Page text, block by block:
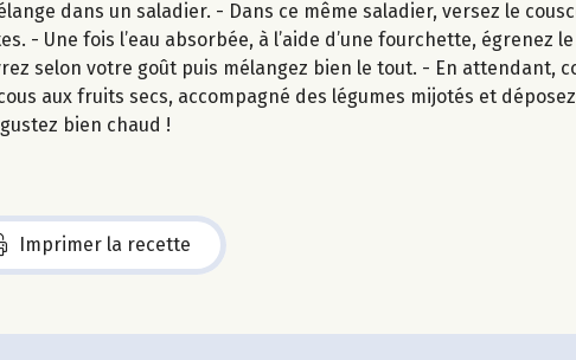
dans un saladier. - Dans ce même saladier, versez le
- Une fois l’eau absorbée, à l’aide d’une fourchette, égrenez
selon votre goût puis mélangez bien le tout. - En attendant,
aux fruits secs, accompagné des légumes mijotés et
bien chaud !
Imprimer la recette